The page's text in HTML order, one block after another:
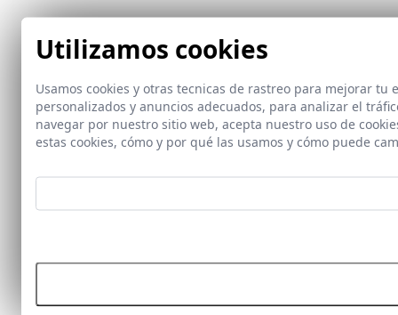
Utilizamos cookies
Usamos cookies y otras tecnicas de rastreo para mejorar
personalizados y anuncios adecuados, para analizar el
navegar por nuestro sitio web, acepta nuestro uso de
estas cookies, cómo y por qué las usamos y cómo puede